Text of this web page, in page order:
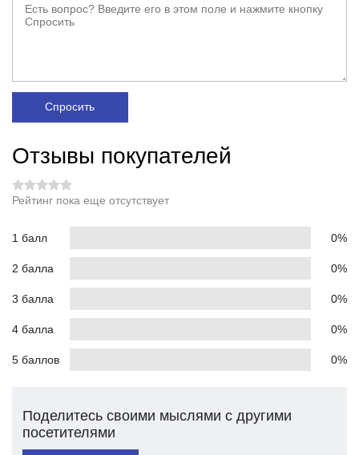
Спросить
Отзывы покупателей
Рейтинг пока еще отсутствует
1 балл 0%
2 балла 0%
3 балла 0%
4 балла 0%
5 баллов 0%
Поделитесь своими мыслями с другими
посетителями